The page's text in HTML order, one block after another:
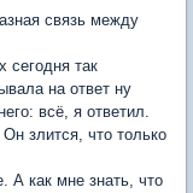
связь между
так
на ответ ну
всё, я ответил.
Он злится, что только
А как мне знать, что